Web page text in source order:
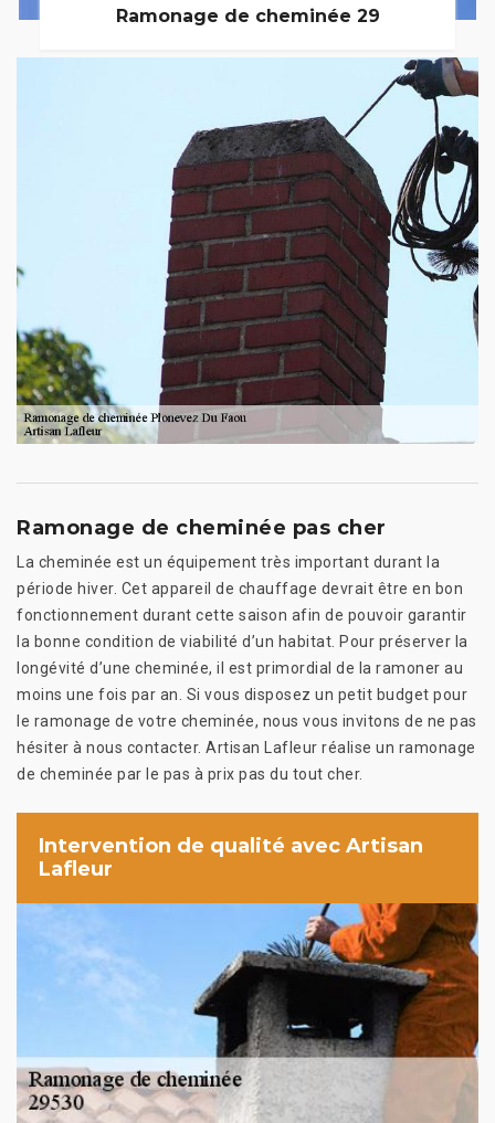
Ramonage de cheminée 29
Ramonage de cheminée pas cher
La cheminée est un équipement très important durant la
période hiver. Cet appareil de chauffage devrait être en bon
fonctionnement durant cette saison afin de pouvoir garantir
la bonne condition de viabilité d’un habitat. Pour préserver la
longévité d’une cheminée, il est primordial de la ramoner au
moins une fois par an. Si vous disposez un petit budget pour
le ramonage de votre cheminée, nous vous invitons de ne pas
hésiter à nous contacter. Artisan Lafleur réalise un ramonage
de cheminée par le pas à prix pas du tout cher.
Intervention de qualité avec Artisan
Lafleur